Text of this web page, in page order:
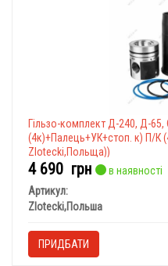
Гільзо-комплект Д-240, Д-
(4к)+Палець+УК+стоп. к) П/К
Zlotecki,Польща))
4 690 грн
в наявності
Артикул:
Zlotecki,Польша
ПРИДБАТИ